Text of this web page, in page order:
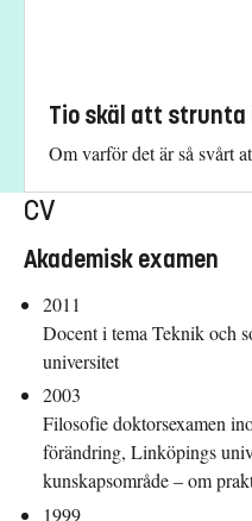
Tio skäl att strunta
Om varför det är så svårt
CV
Akademisk examen
2011
Docent i tema Teknik och
universitet
2003
Filosofie doktorsexamen
förändring, Linköpings
kunskapsområde – om
1999